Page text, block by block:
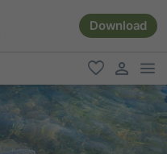
Download
favorit
user link